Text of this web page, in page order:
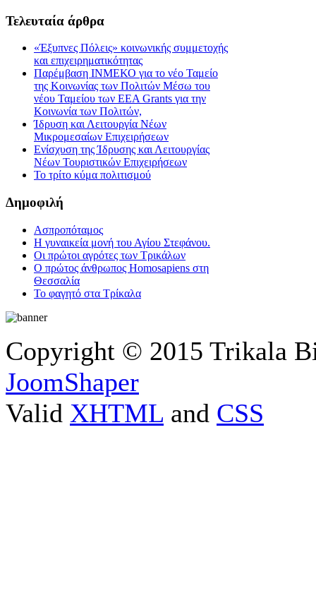
Τελευταία άρθρα
«Έξυπνες Πόλεις» κοινωνικής συμμετοχής
και επιχειρηματικότητας
Παρέμβαση ΙΝΜΕΚΟ για το νέο Ταμείο
της Κοινωνίας των Πολιτών Μέσω του
νέου Ταμείου των ΕΕΑ Grants για την
Κοινωνία των Πολιτών,
Ίδρυση και Λειτουργία Νέων
Μικρομεσαίων Επιχειρήσεων
Ενίσχυση της Ίδρυσης και Λειτουργίας
Νέων Τουριστικών Επιχειρήσεων
Το τρίτο κύμα πολιτισμού
Δημοφιλή
Ασπροπόταμος
Η γυναικεία μονή του Αγίου Στεφάνου.
Οι πρώτοι αγρότες των Τρικάλων
Ο πρώτος άνθρωπος Homosapiens στη
Θεσσαλία
Το φαγητό στα Τρίκαλα
Copyright © 2015 Trikala
JoomShaper
Valid XHTML and CSS